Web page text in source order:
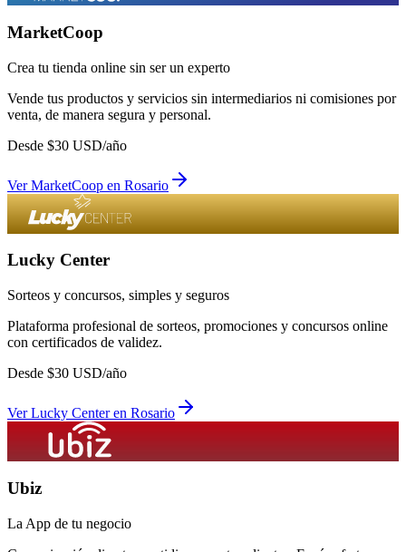
MarketCoop
Crea tu tienda online sin ser un experto
Vende tus productos y servicios sin intermediarios ni comisiones por
venta, de manera segura y personal.
Desde $30 USD/año
VerMarketCoop en Rosario
Lucky Center
Sorteos y concursos, simples y seguros
Plataforma profesional de sorteos, promociones y concursos online
con certificados de validez.
Desde $30 USD/año
VerLucky Centeren Rosario
Ubiz
La App de tu negocio